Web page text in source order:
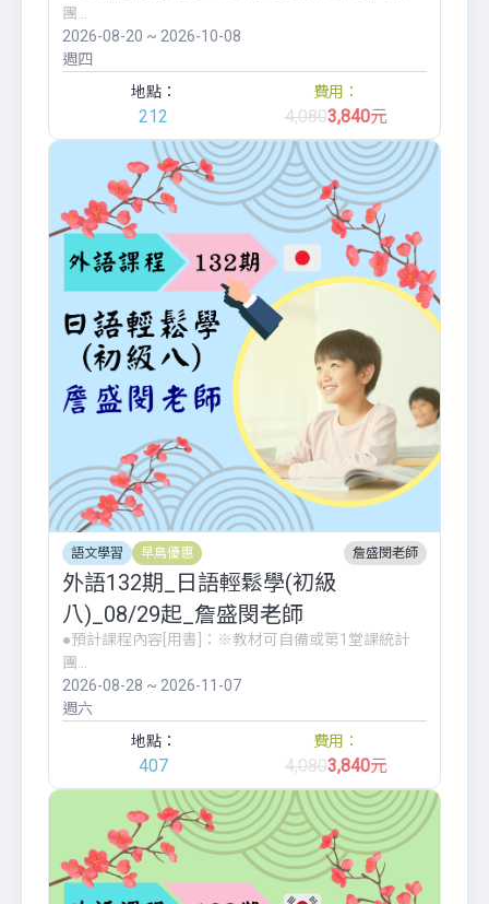
團...
2026-08-20 ~ 2026-10-08
週四
地點：
212
費用：
4,0803,840元
語文學習 早鳥優惠 詹盛閔老師
外語132期_日語輕鬆學(初級
八)_08/29起_詹盛閔老師
●預計課程內容[用書]：※教材可自備或第1堂課統計
團...
2026-08-28 ~ 2026-11-07
週六
地點：
407
費用：
4,0803,840元